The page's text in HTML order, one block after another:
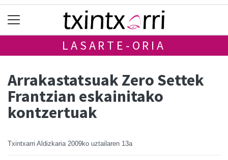
LASARTE-ORIA
Arrakastatsuak Zero Settek
Frantzian eskainitako
kontzertuak
Txintxarri Aldizkaria 2009ko uztailaren 13a